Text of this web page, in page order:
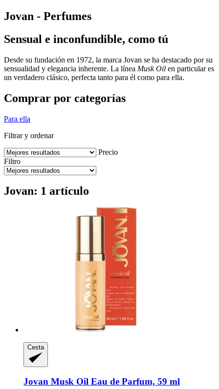
Jovan - Perfumes
Sensual e inconfundible, como tú
Desde su fundación en 1972, la marca Jovan se ha destacado por su
sensualidad y elegancia inherente. La línea Musk Oil en particular es
un verdadero clásico, perfecta tanto para él como para ella.
Comprar por categorías
Para ella
Filtrar y ordenar
Precio
Filtro
Jovan: 1 artículo
Cesta
Jovan Musk Oil Eau de Parfum, 59 ml